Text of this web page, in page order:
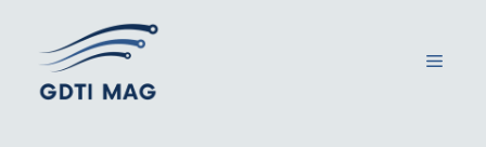
contenu
MENU